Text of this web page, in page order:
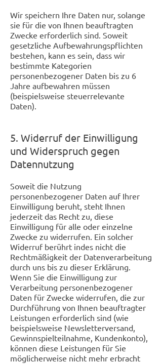
Wir speichern Ihre Daten nur, solange
sie für die von Ihnen beauftragten
Zwecke erforderlich sind. Soweit
gesetzliche Aufbewahrungspflichten
bestehen, kann es sein, dass wir
bestimmte Kategorien
personenbezogener Daten bis zu 6
Jahre aufbewahren müssen
(beispielsweise steuerrelevante
Daten).
5. Widerruf der Einwilligung
und Widerspruch gegen
Datennutzung
Soweit die Nutzung
personenbezogener Daten auf Ihrer
Einwilligung beruht, steht Ihnen
jederzeit das Recht zu, diese
Einwilligung für alle oder einzelne
Zwecke zu widerrufen. Ein solcher
Widerruf berührt indes nicht die
Rechtmäßigkeit der Datenverarbeitung
durch uns bis zu dieser Erklärung.
Wenn Sie die Einwilligung zur
Verarbeitung personenbezogener
Daten für Zwecke widerrufen, die zur
Durchführung von Ihnen beauftragter
Leistungen erforderlich sind (wie
beispielsweise Newsletterversand,
Gewinnspielteilnahme, Kundenkonto),
können diese Leistungen für Sie
möglicherweise nicht mehr erbracht